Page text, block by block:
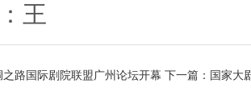
王
路国际剧院联盟广州论坛开幕 下一篇： 国家大